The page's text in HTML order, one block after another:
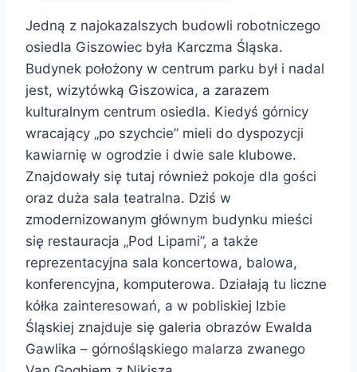
Jedną z najokazalszych budowli robotniczego
osiedla Giszowiec była Karczma Śląska.
Budynek położony w centrum parku był i nadal
jest, wizytówką Giszowica, a zarazem
kulturalnym centrum osiedla. Kiedyś górnicy
wracający „po szychcie” mieli do dyspozycji
kawiarnię w ogrodzie i dwie sale klubowe.
Znajdowały się tutaj również pokoje dla gości
oraz duża sala teatralna. Dziś w
zmodernizowanym głównym budynku mieści
się restauracja „Pod Lipami”, a także
reprezentacyjna sala koncertowa, balowa,
konferencyjna, komputerowa. Działają tu liczne
kółka zainteresowań, a w pobliskiej Izbie
Śląskiej znajduje się galeria obrazów Ewalda
Gawlika – górnośląskiego malarza zwanego